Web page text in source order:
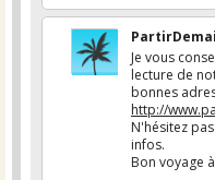
Je vous
lecture de
bonnes
http://
N'hésitez
infos.
Bon voyage